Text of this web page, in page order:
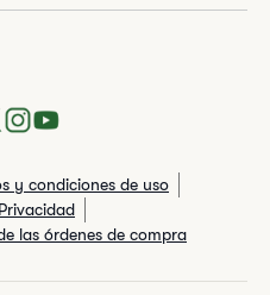
y condiciones de uso
las órdenes de compra